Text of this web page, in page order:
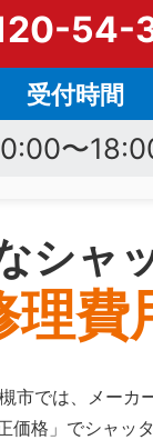
54-
受付時間
〜
シャ
理費
市では、メーカ
価格」でシャッ